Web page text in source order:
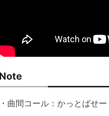
Note
・曲間コール：かっとば